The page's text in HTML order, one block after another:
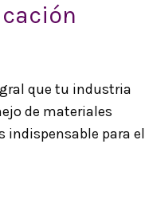
que tu industria
de materiales
indispensable para el